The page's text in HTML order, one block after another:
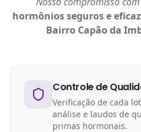
hormôniosseguros e
Bairro Capão da
Controle de
Verificação de cada
análise e laudos de
primas hormonais.